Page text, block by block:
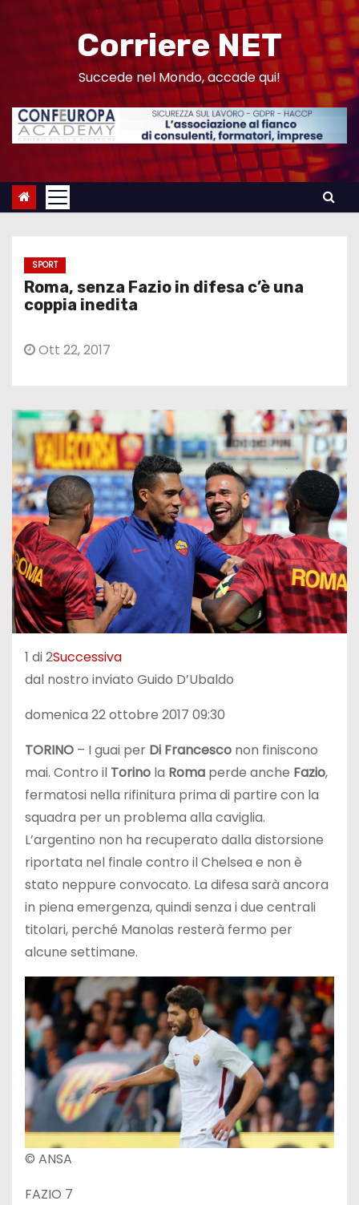
n
Corriere NET
Succede nel Mondo, accade qui!
SPORT
Roma, senza Fazio in difesa c’è una
coppia inedita
Ott 22, 2017
1 di 2Successiva
dal nostro inviato Guido D’Ubaldo
domenica 22 ottobre 2017 09:30
TORINO – I guai per Di Francesco non finiscono
mai. Contro il Torino la Roma perde anche Fazio,
fermatosi nella rifinitura prima di partire con la
squadra per un problema alla caviglia.
L’argentino non ha recuperato dalla distorsione
riportata nel finale contro il Chelsea e non è
stato neppure convocato. La difesa sarà ancora
in piena emergenza, quindi senza i due centrali
titolari, perché Manolas resterà fermo per
alcune settimane.
© ANSA
FAZIO 7